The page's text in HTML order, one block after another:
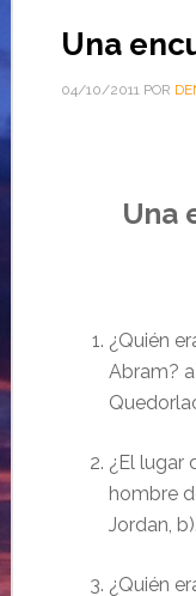
Una
04/10/2011POR
Una
¿Quién
Abram?
¿El lugar
hombre
Jordan,
¿Quién